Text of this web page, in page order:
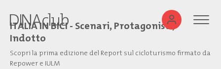
ITALIA IN BICI - Scenari, Protagonisti,
Indotto
Scopri la prima edizione del Report sul cicloturismo firmato da
Repower e IULM